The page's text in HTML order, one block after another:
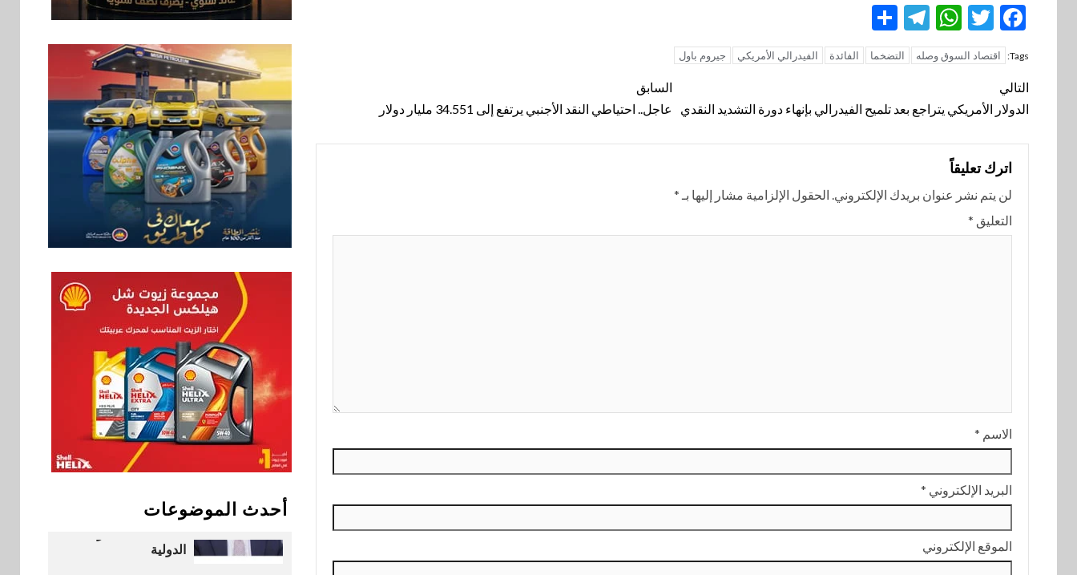
Facebook
Twitter
WhatsApp
Telegram
Tags: اقتصاد السوق وصله التضخما الفائدة الفيدرالي الأمريكي جيروم باول
تنقل
المقالة
السابق
عاجل.. احتياطي النقد الأجنبي يرتفع إلى 34.551 مليار دولار
التالي
الدولار الأمريكي يتراجع بعد تلميح الفيدرالي بإنهاء دورة التشديد النقدي
اترك تعليقاً
لن يتم نشر عنوان بريدك الإلكتروني. الحقول الإلزامية مشار إليها بـ *
التعليق *
الاسم *
البريد الإلكتروني *
الموقع الإلكتروني
أحدث الموضوعات
اقتصاد
الأعلى يوقّع بروتوكول
تعاون مع البريد لتقديم
خدمة الإعلان
الإلكتروني المسجل
7
اخبار
RAKICT تعلن عن
شراكة استراتيجية مع
MCS لإطلاق محفظة
التدريب الرسمية
لكاسبرسكي
بنك الإسكندرية يطلق
الحساب الجاري “ابدأ”
اليومي
9
اخبار سيارات
راية للمباني الذكية
وSungrow تعززان
مكانة Electra كأسرع
شبكة لشحن المركبات
الكهربائية في مصر
البنك الأهلي يعين عمرو
السُلمي رئيسًا تنفيذيًا
الدولية